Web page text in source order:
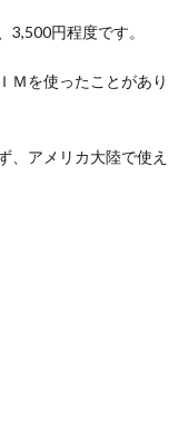
3,500円程度です。
Ｍを使ったことがあり
、アメリカ大陸で使え